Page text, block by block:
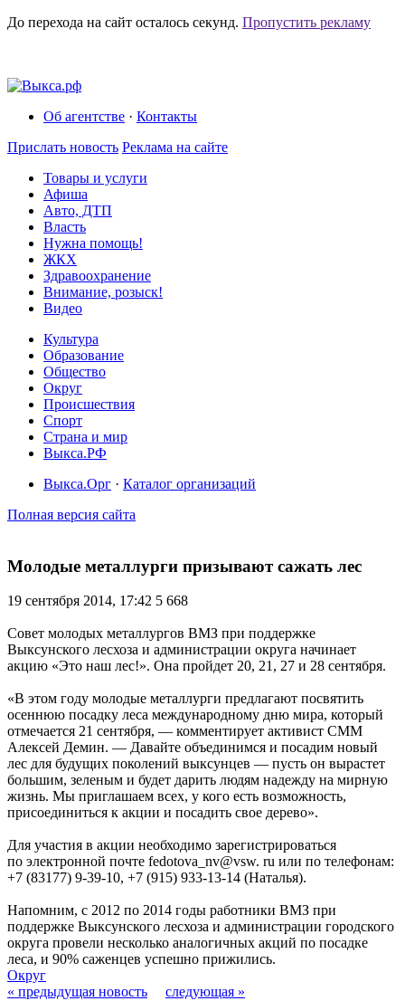
До перехода на сайт осталось секунд. Пропустить рекламу
Об агентстве · Контакты
Прислать новость Реклама на сайте
Товары и услуги
Афиша
Авто, ДТП
Власть
Нужна помощь!
ЖКХ
Здравоохранение
Внимание, розыск!
Видео
Культура
Образование
Общество
Округ
Происшествия
Спорт
Страна и мир
Выкса.РФ
Выкса.Орг · Каталог организаций
Полная версия сайта
Молодые металлурги призывают сажать лес
19 сентября 2014, 17:42 5 668
Совет молодых металлургов ВМЗ при поддержке
Выксунского лесхоза и администрации округа начинает
акцию «Это наш лес!». Она пройдет 20, 21, 27 и 28 сентября.
«В этом году молодые металлурги предлагают посвятить
осеннюю посадку леса международному дню мира, который
отмечается 21 сентября, — комментирует активист СММ
Алексей Демин. — Давайте объединимся и посадим новый
лес для будущих поколений выксунцев — пусть он вырастет
большим, зеленым и будет дарить людям надежду на мирную
жизнь. Мы приглашаем всех, у кого есть возможность,
присоединиться к акции и посадить свое дерево».
Для участия в акции необходимо зарегистрироваться
по электронной почте fedotova_nv@vsw. ru или по телефонам:
+7 (83177) 9-39-10, +7 (915) 933-13-14 (Наталья).
Напомним, с 2012 по 2014 годы работники ВМЗ при
поддержке Выксунского лесхоза и администрации городского
округа провели несколько аналогичных акций по посадке
леса, и 90% саженцев успешно прижились.
Округ
« предыдущая новость
следующая »